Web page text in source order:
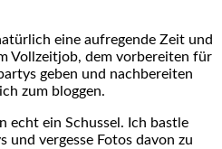
eine aufregende Zeit und
Vollzeitjob, dem vorbereiten für
geben und nachbereiten
zum bloggen.
echt ein Schussel. Ich bastle
und vergesse Fotos davon zu